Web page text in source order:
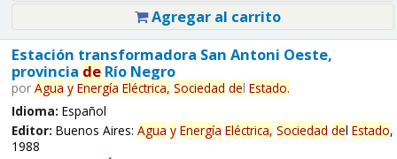
Agregar al carrito
Estación transformadora San Antoni Oeste,
provincia deRío Negro
por Agua y Energía Eléctrica, Sociedad del Estado.
Idioma: Español
Editor: Buenos Aires: Agua y Energía Eléctrica, Sociedad del Estado,
1988